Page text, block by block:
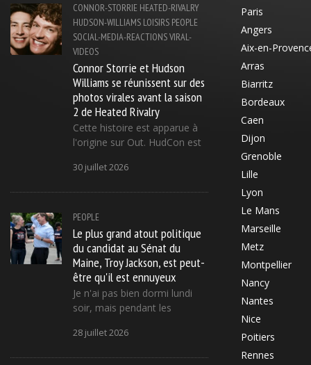
CONNOR-STORRIE HEATED-RIVALRY
HUDSON-WILLIAMS LOISIRS PEOPLE
SOCIAL-MEDIA-REACTIONSVIRAL-
VIDEOS
Connor Storrie et Hudson
Williams se réunissent sur des
photos virales avant la saison
2 de Heated Rivalry
Cette histoire est apparue à
l'origine sur Out. HudCon est
30 juillet 2026
PEOPLE
Le plus grand atout politique
du candidat au Sénat du
Maine, Troy Jackson, est peut-
être qu'il est ennuyeux
Je n'ai pas bien dormi lundi
soir, mais pendant les
28 juillet 2026
Paris
Angers
Aix-en-
Arras
Biarritz
Bordeaux
Caen
Dijon
Grenoble
Lille
Lyon
Le Mans
Marseille
Metz
Montpellier
Nancy
Nantes
Nice
Poitiers
Rennes